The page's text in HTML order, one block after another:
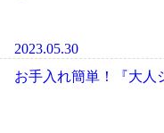
2023.05.30
お手入れ簡単！『大人